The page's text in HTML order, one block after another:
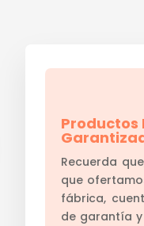
Productos
Recuerda
que
fábrica,
de garantía